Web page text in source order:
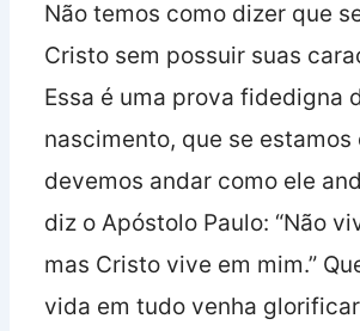
Não temos como dizer que
Cristo sem possuir suas
Essa é uma prova fidedigna
nascimento, que se estamos
devemos andar como ele
diz o Apóstolo Paulo: “Não
mas Cristo vive em mim.”
vida em tudo venha